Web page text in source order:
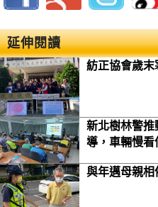
延伸閱讀
紡正協會歲末
新北樹林警推
導，車輛慢看
與年邁母親相